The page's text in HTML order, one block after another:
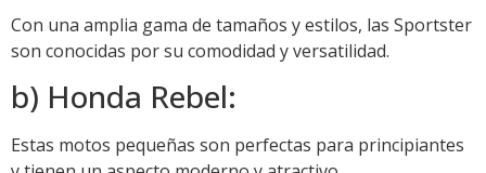
Con una amplia gama de tamaños y estilos, las Sportster
son conocidas por su comodidad y versatilidad.
b) Honda Rebel:
Estas motos pequeñas son perfectas para principiantes